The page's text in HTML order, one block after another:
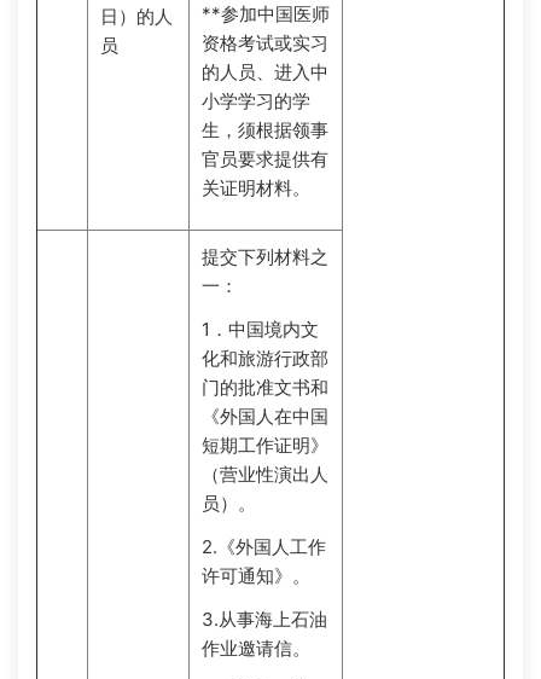
**参加中国医师
资格考试或实习
的人员、进入中
小学学习的学
生，须根据领事
官员要求提供有
关证明材料。
日）的人
员
提交下列材料之
一：
1．中国境内文
化和旅游行政部
门的批准文书和
《外国人在中国
短期工作证明》
（营业性演出人
员）。
2.《外国人工作
许可通知》。
3.从事海上石油
作业邀请信。